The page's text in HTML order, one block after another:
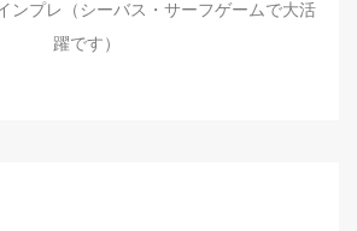
ンプレ（シーバス・サーフゲームで大活
躍です）